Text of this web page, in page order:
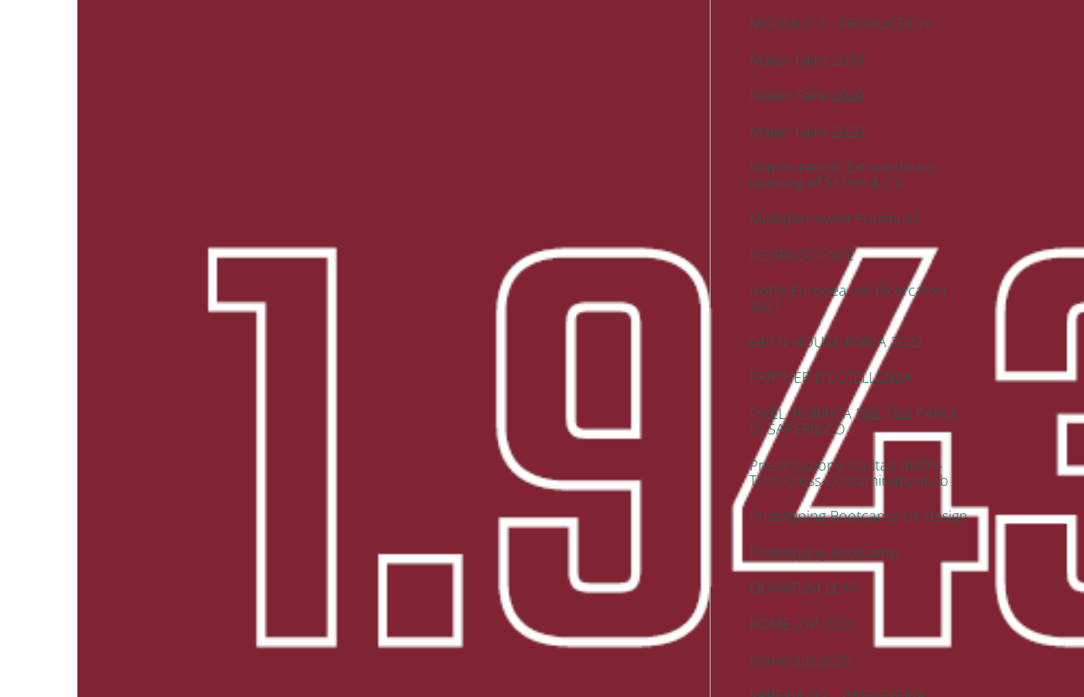
MODULO 3 - PRODUCTION
Maker Faire 2019
Maker Faire 2020
Maker Faire 2020
May museum: Extraordinary
opening of SAPeri & Co
Multiplier event Erasmus+
NEUROSCIENZE
Notte Europea dei Ricercatori
2021
OPEN HOUSE ROMA 2022
PARTNER D'ECCELLENZA
PIXEL, RUBRICA DEL TG3 PARLA
DI SAPERI&CO
Presentazione risultati dell'Ai-
Tech Cross-ContaminationLab
Prototyping Bootcamp UX design
Prototyping Bootcamp
QUANTUM LEAP
ROMECUP 2020
RomeCup 2020